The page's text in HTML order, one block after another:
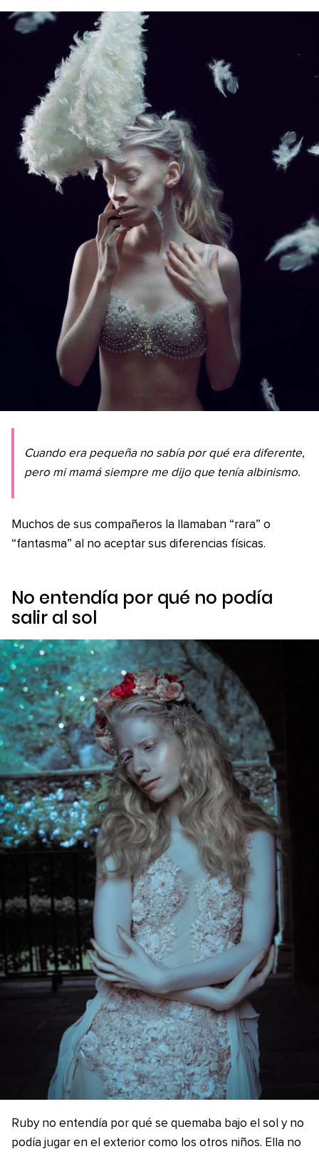
Cuando era pequeña no sabía por qué era diferente,
pero mi mamá siempre me dijo que tenía albinismo.
Muchos de sus compañeros la llamaban “rara” o
“fantasma” al no aceptar sus diferencias físicas.
No entendía por qué no podía
salir al sol
Ruby no entendía por qué se quemaba bajo el sol y no
podía jugar en el exterior como los otros niños. Ella no